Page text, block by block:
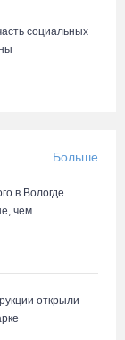
социальных
Больше
в Вологде
чем
открыли